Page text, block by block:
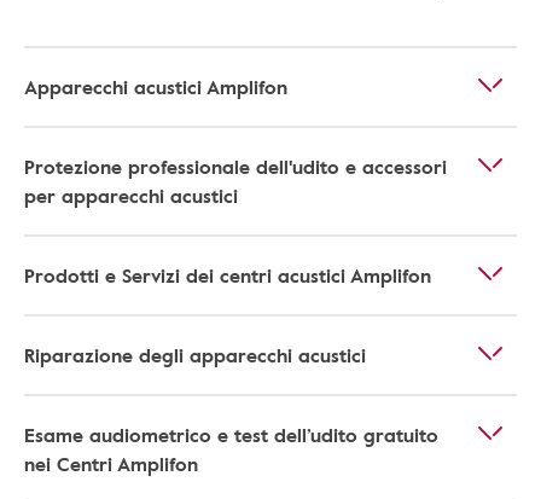
Apparecchi acustici Amplifon
Protezione professionale dell'udito e accessori
per apparecchi acustici
Prodotti e Servizi dei centri acustici Amplifon
Riparazione degli apparecchi acustici
Esame audiometrico e test dell’udito gratuito
nei Centri Amplifon